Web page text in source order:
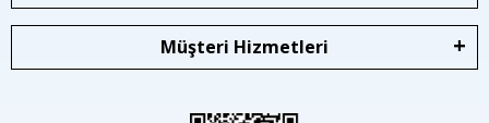
Müşteri Hizmetleri